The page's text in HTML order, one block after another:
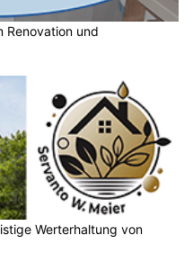
Renovation und
Werterhaltung von